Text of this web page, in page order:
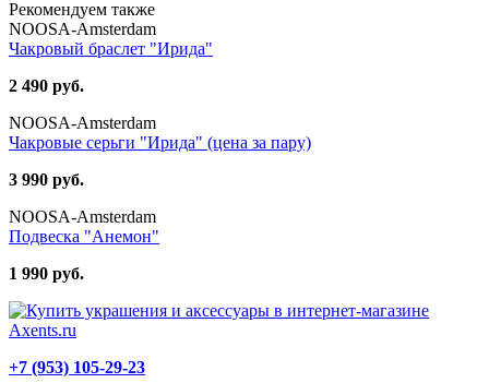
Рекомендуем также
NOOSA-Amsterdam
Чакровый браслет "Ирида"
2 490 руб.
NOOSA-Amsterdam
Чакровые серьги "Ирида" (цена за пару)
3 990 руб.
NOOSA-Amsterdam
Подвеска "Анемон"
1 990 руб.
+7 (953) 105-29-23